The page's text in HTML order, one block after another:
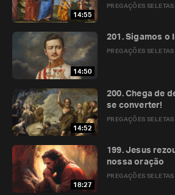
14:55
PREGAÇÕES SELETAS
14:50
PREGAÇÕES SELETAS
201. Sigamos o
14:52
PREGAÇÕES SELETAS
200. Chega de
se converter!
18:27
PREGAÇÕES SELETAS
199. Jesus
nossa oração